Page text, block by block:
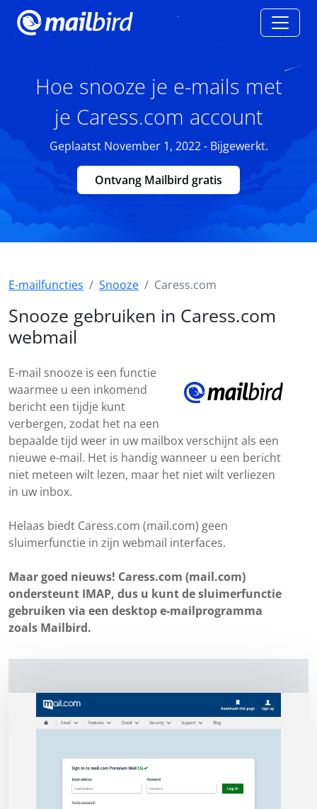
Hoe snooze je e-mails met
je Caress.com account
Geplaatst November 1, 2022 - Bijgewerkt.
Ontvang Mailbird gratis
E-mailfuncties Snooze Caress.com
Snooze gebruiken in Caress.com
webmail
E-mail snooze is een functie
waarmee u een inkomend
bericht een tijdje kunt
verbergen, zodat het na een
bepaalde tijd weer in uw mailbox verschijnt als een
nieuwe e-mail. Het is handig wanneer u een bericht
niet meteen wilt lezen, maar het niet wilt verliezen
in uw inbox.
Helaas biedt Caress.com (mail.com) geen
sluimerfunctie in zijn webmail interfaces.
Maar goed nieuws! Caress.com (mail.com)
ondersteunt IMAP, dus u kunt de sluimerfunctie
gebruiken via een desktop e-mailprogramma
zoals Mailbird.